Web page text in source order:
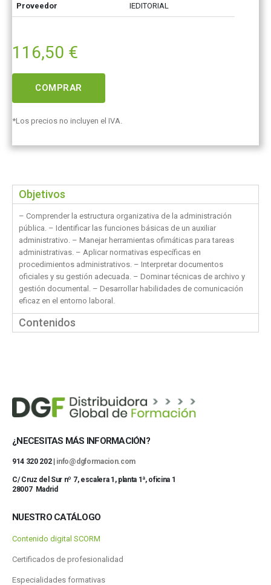
Proveedor IEDITORIAL
116,50 €
COMPRAR
*Los precios no incluyen el IVA.
Objetivos
– Comprender la estructura organizativa de la administración
pública. – Identificar las funciones básicas de un auxiliar
administrativo. – Manejar herramientas ofimáticas para tareas
administrativas. – Aplicar normativas específicas en
procedimientos administrativos. – Interpretar documentos
oficiales y su gestión adecuada. – Dominar técnicas de archivo y
gestión documental. – Desarrollar habilidades de comunicación
eficaz en el entorno laboral.
Contenidos
¿NECESITAS MÁS INFORMACIÓN?
914 320 202 | info@dgformacion.com
C/ Cruz del Sur nº 7, escalera 1, planta 1ª, oficina 1
28007 Madrid
NUESTRO CATÁLOGO
Contenido digital SCORM
Certificados de profesionalidad
Especialidades formativas